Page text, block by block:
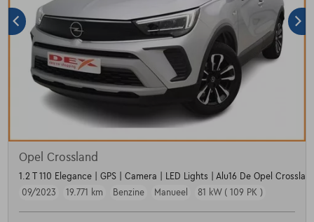
Opel Crossland
1.2 T 110 Elegance | GPS | Camera | LED Lights | Alu16 De Opel
09/2023
19.771 km Benzine Manueel 81 kW ( 109 PK )